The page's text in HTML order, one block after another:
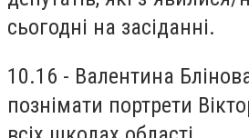
сьогодні на засіданні.
10.16 - Валентина
познімати портрети